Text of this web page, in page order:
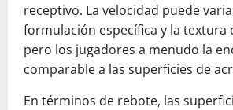
receptivo. La velocidad puede
formulación específica y la textura
pero los jugadores a menudo la
comparable a las superficies de
En términos de rebote, las